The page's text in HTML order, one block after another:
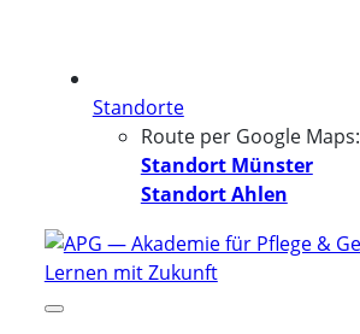
Standorte
Route per Google Maps:
Standort Münster
Standort Ahlen